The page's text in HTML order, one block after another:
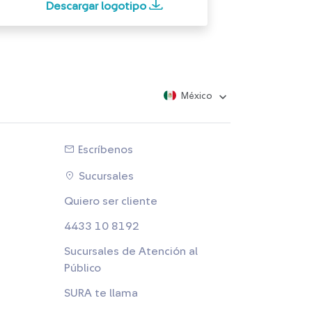
Descargar logotipo
México
Escríbenos
Sucursales
Quiero ser cliente
4433 10 8192
Sucursales de Atención al
Público
SURA te llama